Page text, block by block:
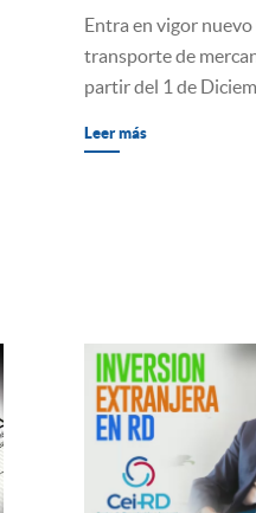
Entra en vigor
transporte de
partir del 1 de
Leer más